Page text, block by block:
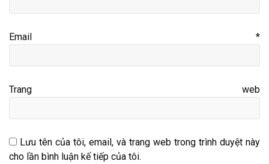
Email *
Trang web
Lưu tên của tôi, email, và trang web trong trình duyệt này
cho lần bình luận kế tiếp của tôi.